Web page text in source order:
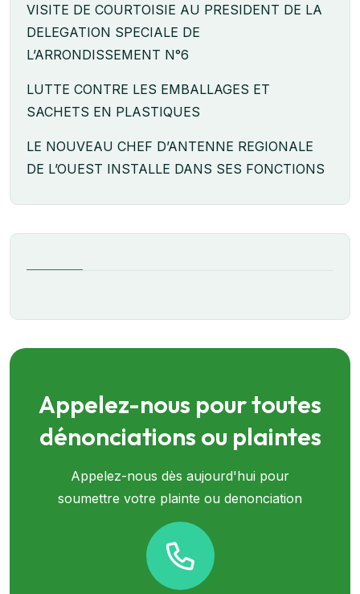
VISITE DE COURTOISIE AU PRESIDENT DE LA
DELEGATION SPECIALE DE
L’ARRONDISSEMENT N°6
LUTTE CONTRE LES EMBALLAGES ET
SACHETS EN PLASTIQUES
LE NOUVEAU CHEF D’ANTENNE REGIONALE
DE L’OUEST INSTALLE DANS SES FONCTIONS
Appelez-nous pour toutes
dénonciations ou plaintes
Appelez-nous dès aujourd'hui pour
soumettre votre plainte ou denonciation